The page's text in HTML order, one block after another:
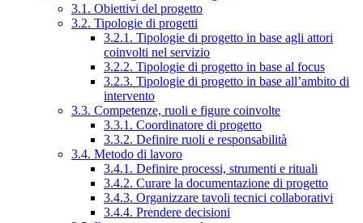
3.1. Obiettivi del progetto
3.2. Tipologie di progetti
3.2.1. Tipologie di progetto in base agli attori
coinvolti nel servizio
3.2.2. Tipologie di progetto in base al focus
3.2.3. Tipologie di progetto in base all’ambito di
intervento
3.3. Competenze, ruoli e figure coinvolte
3.3.1. Coordinatore di progetto
3.3.2. Definire ruoli e responsabilità
3.4. Metodo di lavoro
3.4.1. Definire processi, strumenti e rituali
3.4.2. Curare la documentazione di progetto
3.4.3. Organizzare tavoli tecnici collaborativi
3.4.4. Prendere decisioni